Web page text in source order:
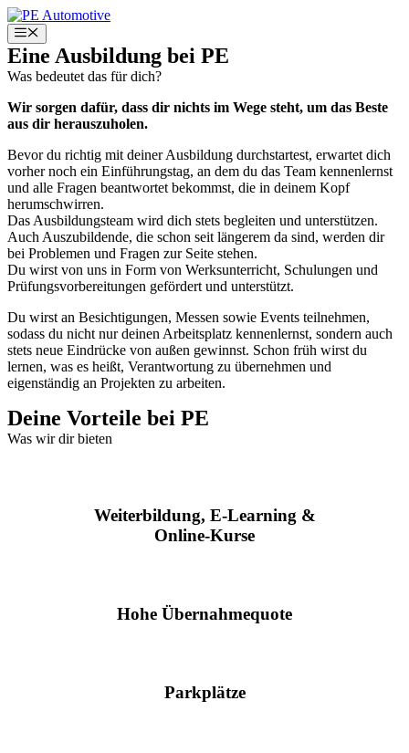
Zum
Inhalt
springen
Menü
Deine Ausbildung
mit PErspektive
Eine Ausbildung bei PE
Was bedeutet das für dich?
Wir sorgen dafür, dass dir nichts im Wege steht, um das Beste
aus dir herauszuholen.
Bevor du richtig mit deiner Ausbildung durchstartest, erwartet dich
vorher noch ein Einführungstag, an dem du das Team kennenlernst
und alle Fragen beantwortet bekommst, die in deinem Kopf
herumschwirren.
Das Ausbildungsteam wird dich stets begleiten und unterstützen.
Auch Auszubildende, die schon seit längerem da sind, werden dir
bei Problemen und Fragen zur Seite stehen.
Du wirst von uns in Form von Werksunterricht, Schulungen und
Prüfungsvorbereitungen gefördert und unterstützt.
Du wirst an Besichtigungen, Messen sowie Events teilnehmen,
sodass du nicht nur deinen Arbeitsplatz kennenlernst, sondern auch
stets neue Eindrücke von außen gewinnst. Schon früh wirst du
lernen, was es heißt, Verantwortung zu übernehmen und
eigenständig an Projekten zu arbeiten.
Deine Vorteile bei PE
Was wir dir bieten
Weiter­bildung, E-Lear­ning &
On­line-Kur­se
Hohe Über­nah­me­quote
Park­plätze